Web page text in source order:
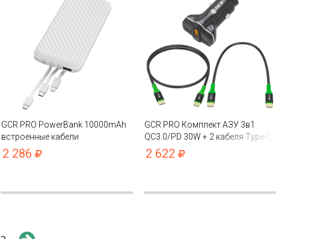
GCR PRO PowerBank 10000mAh
встроенные кабели
MicroUSB/Type-C/Lightning
2 286
GCR PRO Комплект АЗУ 3в1
QC3.0/PD 30W + 2 кабеля Type-C
PD 60W
2 622